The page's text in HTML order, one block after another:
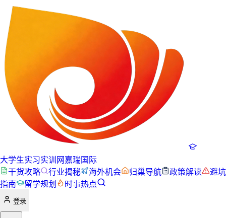
大学生实习实训网嘉瑞国际
干货攻略
行业揭秘 海外机会 归巢导航 政策解读
避坑
指南
留学规划 时事热点
登录